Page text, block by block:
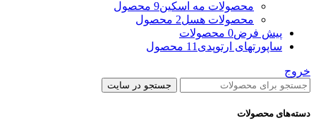
محصولات مه اسکین9 محصول
محصولات هسل2 محصول
پیش فرض0 محصولات
ساپورتهای ارتوپدی 11 محصول
خروج
جستجو در سایت
دسته‌های محصولات